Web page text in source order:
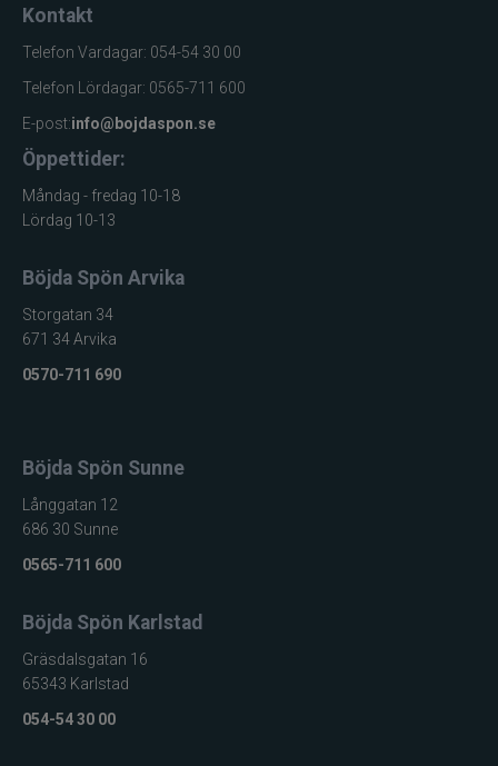
Kontakt
Telefon Vardagar: 054-54 30 00
Telefon Lördagar: 0565-711 600
E-post:info@bojdaspon.se
Öppettider:
Måndag - fredag 10-18
Lördag 10-13
Böjda Spön Arvika
Storgatan 34
671 34 Arvika
0570-711 690
Böjda Spön Sunne
Långgatan 12
686 30 Sunne
0565-711 600
Böjda Spön Karlstad
Gräsdalsgatan 16
65343 Karlstad
054-54 30 00